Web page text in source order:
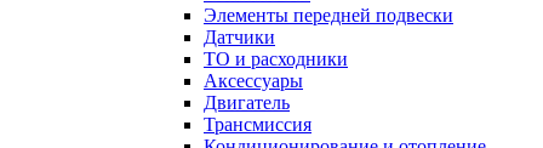
Элементы передней подвески
Датчики
ТО и расходники
Аксессуары
Двигатель
Трансмиссия